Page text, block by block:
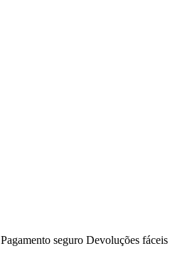
Pagamento seguro Devoluções fáceis